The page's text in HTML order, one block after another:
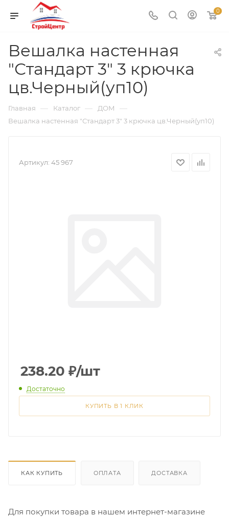
0
Вешалка настенная
"Стандарт 3" 3 крючка
цв.Черный(уп10)
Главная — Каталог — ДОМ —
Вешалка настенная "Стандарт 3" 3 крючка цв.Черный(уп10)
Артикул: 45 967
238.20 ₽/шт
Достаточно
КУПИТЬ В 1 КЛИК
КАК КУПИТЬ ОПЛАТА ДОСТАВКА
Для покупки товара в нашем интернет-магазине